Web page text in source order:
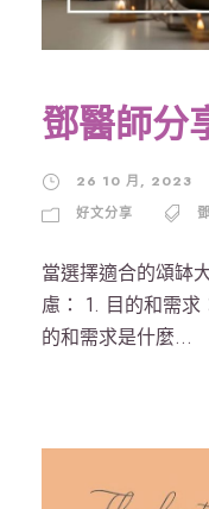
鄧醫師分
26 10 月, 2023
好文分享
當選擇適合的頌缽
慮： 1. 目的和需求
的和需求是什麼...